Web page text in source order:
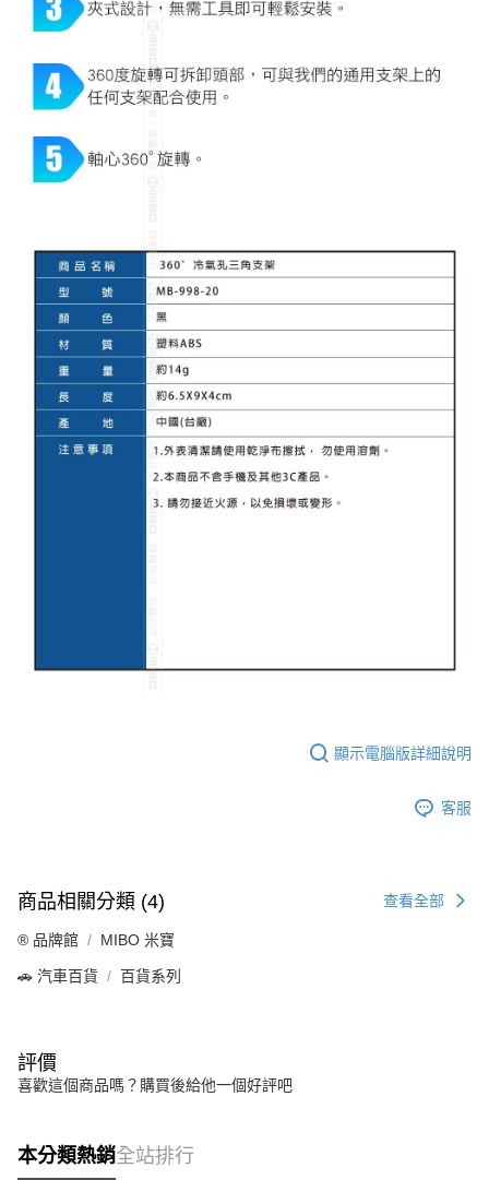
顯示電腦版詳細說明
客服
商品相關分類 (4) 查看全部
®️ 品牌館 MIBO 米寶
🚗 汽車百貨 百貨系列
評價
喜歡這個商品嗎？購買後給他一個好評吧
本分類熱銷全站排行